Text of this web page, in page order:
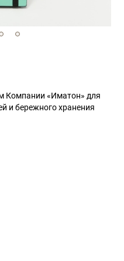
Компании «Иматон» для
и бережного хранения